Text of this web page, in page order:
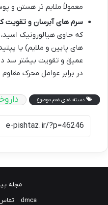
معمولاً ملایم تر هستن و
سرم های آبرسان و تقویت
که حاوی هیالورونیک
های پایین و ملایم) یا
عمیق و تقویت بیشتر سد
در برابر عوامل محرک مقاوم
دسته های هم موضوع
مجله
dmca
تماس